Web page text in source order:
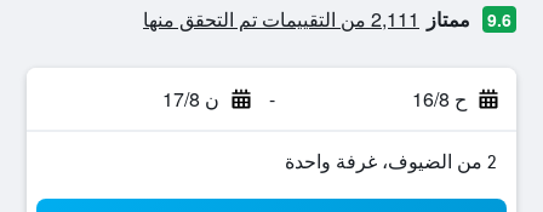
9.6 ممتاز 2,111 من التقييمات تم التحقق منها
ح 16/8 - ن 17/8
2 من الضيوف، غرفة واحدة